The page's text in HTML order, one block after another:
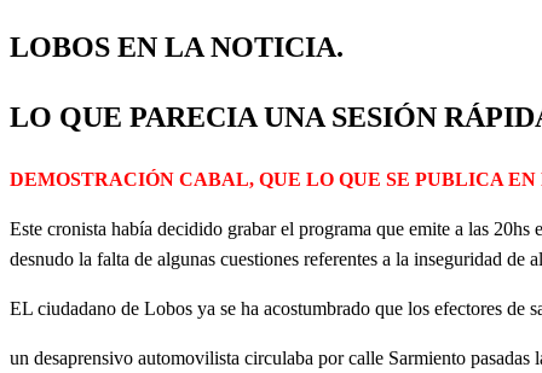
LOBOS EN LA NOTICIA.
LO QUE PARECIA UNA SESIÓN
DEMOSTRACIÓN CABAL, QUE LO QUE SE PUBLICA
Este cronista había decidido grabar el programa que emite a las
desnudo la falta de algunas cuestiones referentes a la inseguridad de
EL ciudadano de Lobos ya se ha acostumbrado que los efectores de
un desaprensivo automovilista circulaba por calle Sarmiento